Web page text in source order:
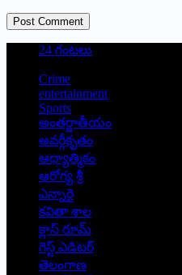
Post Comment
24 గంటలు
Crime
entertainment
Sports
అంతర్జాతీయం
అవర్గీకృతం
ఆధ్యాత్మికం
ఆరోగ్య శ్రీ
ఎన్నారై
కవితా శాల
క్లాస్ రూమ్
గెస్ట్ ఎడిటర్
తెలంగాణ